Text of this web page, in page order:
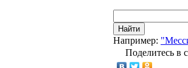
Найти
Например:
Поделитесь в